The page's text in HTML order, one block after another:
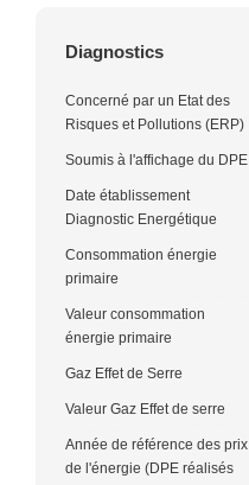
Diagnostics
Concerné par un Etat des
Risques et Pollutions (ERP)
Soumis à l'affichage du DPE
Date établissement
Diagnostic Energétique
Consommation énergie
primaire
Valeur consommation
énergie primaire
Gaz Effet de Serre
Valeur Gaz Effet de serre
Année de référence des prix
de l'énergie (DPE réalisés